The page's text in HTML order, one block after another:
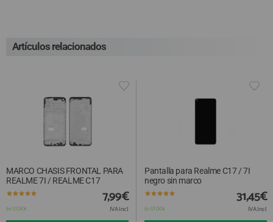
Artículos relacionados
MARCO CHASIS FRONTAL PARA
REALME 7I / REALME C17
En STOCK
7,99€
IVA Incl.
Pantalla para Realme C17 / 7I
negro sin marco
En STOCK
31,45€
IVA Incl.